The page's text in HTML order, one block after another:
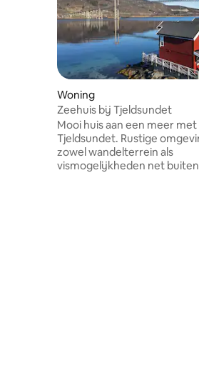
Woning
Zeehuis bij Tjeldsundet
Mooi huis aan een meer
Tjeldsundet. Rustige omgeving met
zowel wandelterrein als
vismogelijkheden net